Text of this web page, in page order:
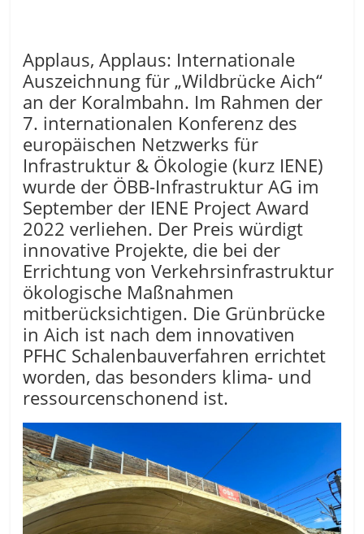
Applaus, Applaus: Internationale
Auszeichnung für „Wildbrücke Aich“
an der Koralmbahn. Im Rahmen der
7. internationalen Konferenz des
europäischen Netzwerks für
Infrastruktur & Ökologie (kurz IENE)
wurde der ÖBB-Infrastruktur AG im
September der IENE Project Award
2022 verliehen. Der Preis würdigt
innovative Projekte, die bei der
Errichtung von Verkehrsinfrastruktur
ökologische Maßnahmen
mitberücksichtigen. Die Grünbrücke
in Aich ist nach dem innovativen
PFHC Schalenbauverfahren errichtet
worden, das besonders klima- und
ressourcenschonend ist.